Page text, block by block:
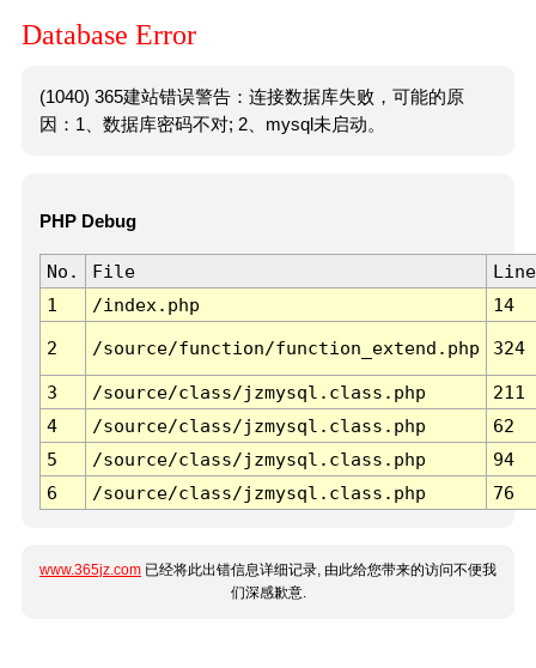
Database Error
(1040) 365建站错误警告：连接数据库失败，可能的原
因：1、数据库密码不对; 2、mysql未启动。
PHP Debug
No. File
Line
1
/index.php 14
2 /source/function/function_extend.php 324
3 /source/class/jzmysql.class.php
211
4
/source/class/jzmysql.class.php
62
5
/source/class/jzmysql.class.php
94
6
/source/class/jzmysql.class.php 76
www.365jz.com 已经将此出错信息详细记录, 由此给您带来的访问不便我
们深感歉意.